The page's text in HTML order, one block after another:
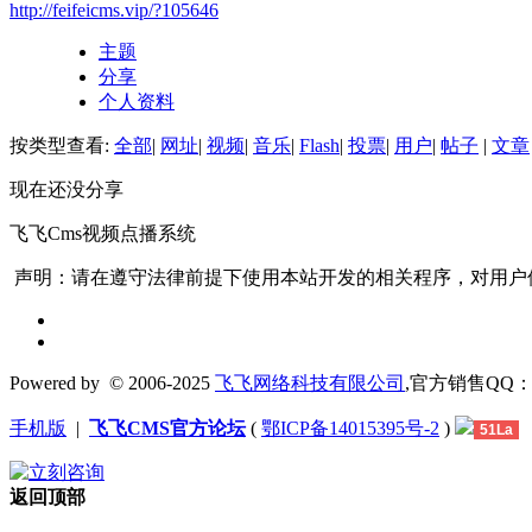
http://feifeicms.vip/?105646
主题
分享
个人资料
按类型查看: 全部| 网址| 视频| 音乐| Flash| 投票| 用户| 帖子 | 文章
现在还没分享
飞飞Cms视频点播系统
声明：请在遵守法律前提下使用本站开发的相关程序，对用
Powered by © 2006-2025 飞飞网络科技有限公司 ,官方销售QQ
手机版 | 飞飞CMS官方论坛( 鄂ICP备14015395号-2 ) 51La
返回顶部